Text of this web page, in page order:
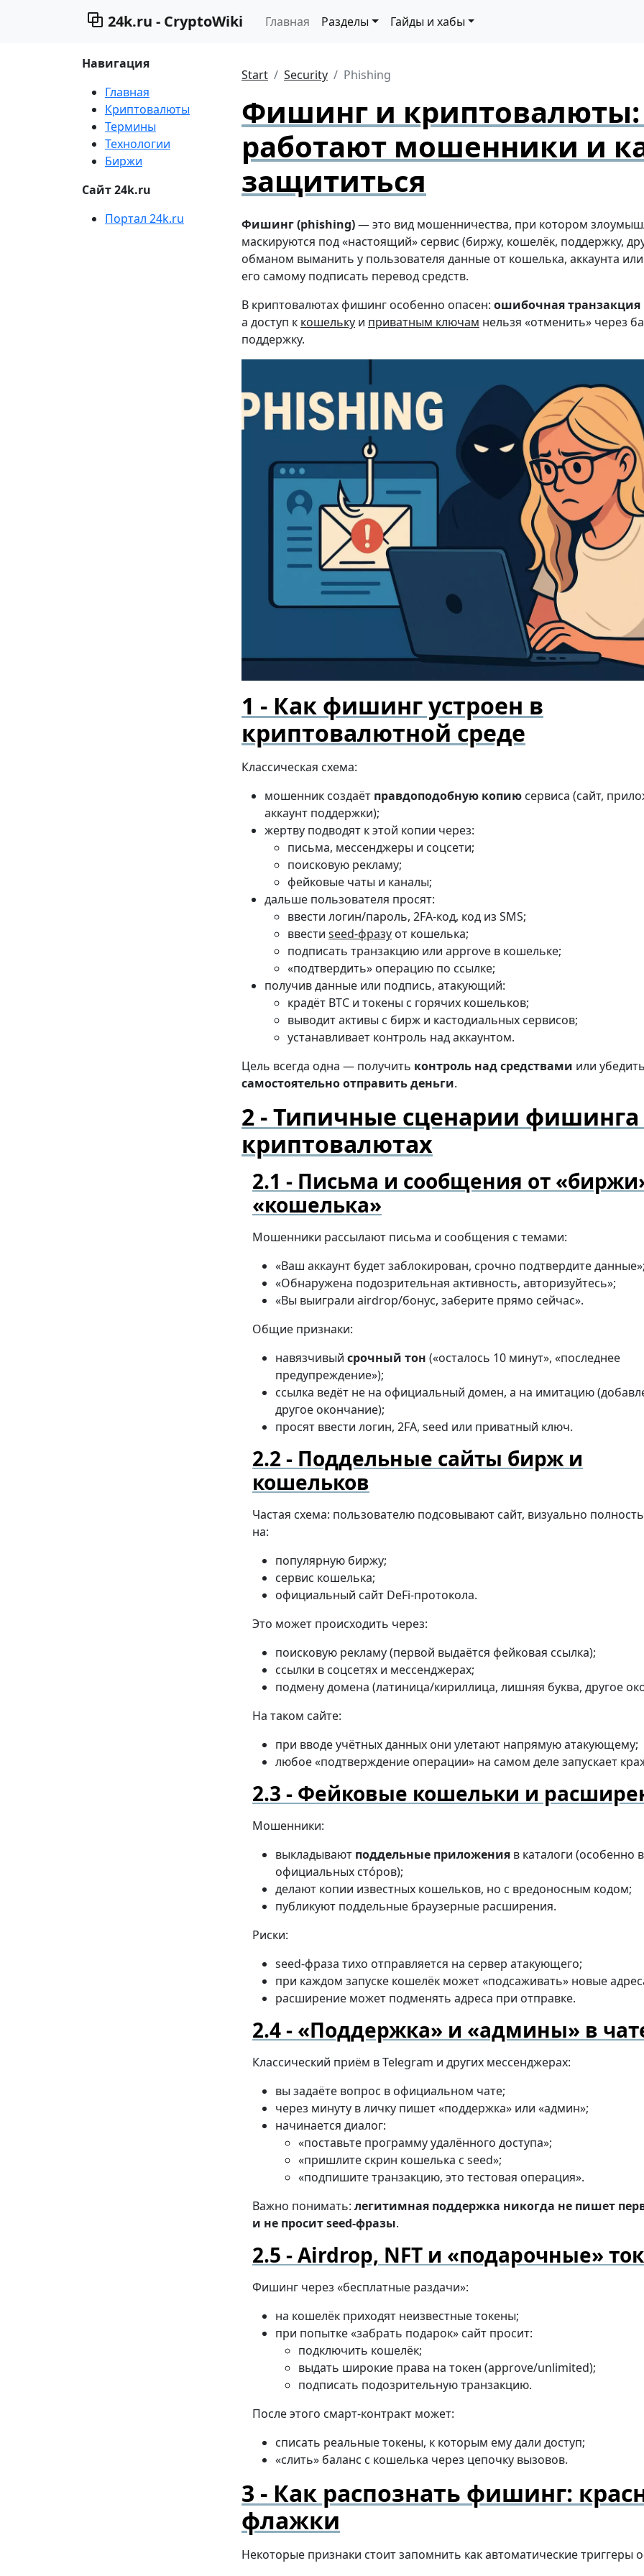
24k.ru - CryptoWiki Главная Разделы Гайды и хабы
Навигация
Главная
Криптовалюты
Термины
Технологии
Биржи
Сайт 24k.ru
Портал 24k.ru
Start Security Phishing
Фишинг и криптовалюты:
работают мошенники и
защититься
Фишинг (phishing)— это вид мошенничества, при котором
маскируются под «настоящий» сервис (биржу, кошелёк, поддержку,
обманом выманить у пользователя данные от кошелька, аккаунта
его самому подписать перевод средств.
В криптовалютах фишинг особенно опасен: ошибочная транзакция
а доступ к кошельку и приватным ключам нельзя «отменить» через
поддержку.
Как фишинг устроен в
криптовалютной среде
Классическая схема:
мошенник создаёт правдоподобную копию сервиса (сайт,
аккаунт поддержки);
жертву подводят к этой копии через:
письма, мессенджеры и соцсети;
поисковую рекламу;
фейковые чаты и каналы;
дальше пользователя просят:
ввести логин/пароль, 2FA-код, код из SMS;
ввести seed-фразу от кошелька;
подписать транзакцию или approve в кошельке;
«подтвердить» операцию по ссылке;
получив данные или подпись, атакующий:
крадёт BTC и токены с горячих кошельков;
выводит активы с бирж и кастодиальных сервисов;
устанавливает контроль над аккаунтом.
Цель всегда одна — получить контроль над средствами или
самостоятельно отправить деньги.
Типичные сценарии фишинга
криптовалютах
Письма и сообщения от
«кошелька»
Мошенники рассылают письма и сообщения с темами:
«Ваш аккаунт будет заблокирован, срочно подтвердите данные»;
«Обнаружена подозрительная активность, авторизуйтесь»;
«Вы выиграли airdrop/бонус, заберите прямо сейчас».
Общие признаки:
навязчивый срочный тон («осталось 10 минут», «последнее
предупреждение»);
ссылка ведёт не на официальный домен, а на имитацию
другое окончание);
просят ввести логин, 2FA, seed или приватный ключ.
Поддельные сайты бирж и
кошельков
Частая схема: пользователю подсовывают сайт, визуально
на:
популярную биржу;
сервис кошелька;
официальный сайт DeFi-протокола.
Это может происходить через:
поисковую рекламу (первой выдаётся фейковая ссылка);
ссылки в соцсетях и мессенджерах;
подмену домена (латиница/кириллица, лишняя буква, другое
На таком сайте:
при вводе учётных данных они улетают напрямую атакующему;
любое «подтверждение операции» на самом деле запускает
Фейковые кошельки и
Мошенники:
выкладывают поддельные приложения в каталоги (особенно
официальных сто́ров);
делают копии известных кошельков, но с вредоносным кодом;
публикуют поддельные браузерные расширения.
Риски:
seed-фраза тихо отправляется на сервер атакующего;
при каждом запуске кошелёк может «подсаживать» новые
расширение может подменять адреса при отправке.
«Поддержка» и «админы» в
Классический приём в Telegram и других мессенджерах:
вы задаёте вопрос в официальном чате;
через минуту в личку пишет «поддержка» или «админ»;
начинается диалог:
«поставьте программу удалённого доступа»;
«пришлите скрин кошелька с seed»;
«подпишите транзакцию, это тестовая операция».
Важно понимать: легитимная поддержка никогда не пишет
и не просит seed-фразы.
Airdrop, NFT и «подарочные»
Фишинг через «бесплатные раздачи»:
на кошелёк приходят неизвестные токены;
при попытке «забрать подарок» сайт просит:
подключить кошелёк;
выдать широкие права на токен (approve/unlimited);
подписать подозрительную транзакцию.
После этого смарт-контракт может:
списать реальные токены, к которым ему дали доступ;
«слить» баланс с кошелька через цепочку вызовов.
Как распознать фишинг:
флажки
Некоторые признаки стоит запомнить как автоматические триггеры